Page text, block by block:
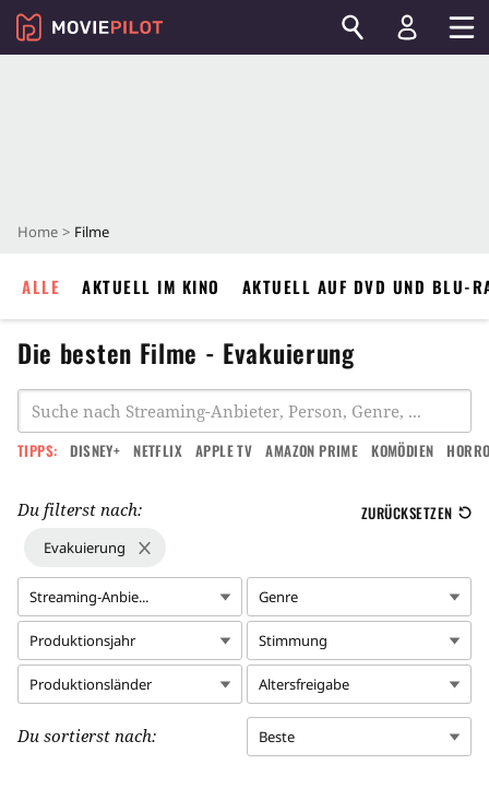
Home Filme
ALLE AKTUELL IM KINO AKTUELL AUF DVD UND BLU-
Die besten Filme - Evakuierung
TIPPS: DISNEY+ NETFLIX APPLE TV AMAZON PRIME KOMÖDIEN
Du filterst nach: ZURÜCKSETZEN
Evakuierung
Streaming-Anbie... Genre
Produktionsjahr Stimmung
Produktionsländer Altersfreigabe
Du sortierst nach: Beste